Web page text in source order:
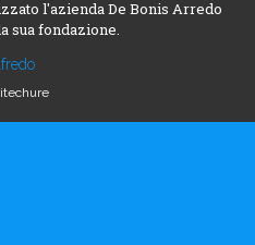
l'azienda De Bonis Arredo
sua fondazione.